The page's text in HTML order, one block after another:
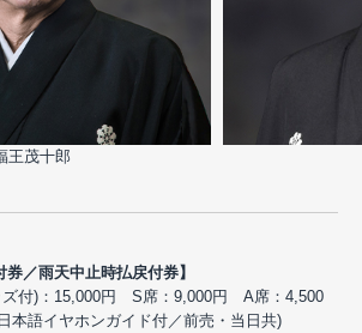
王茂十郎
券／雨天中止時払戻付券】
ズ付)：15,000円 S席：9,000円 A席：4,500
本語イヤホンガイド付／前売・当日共)